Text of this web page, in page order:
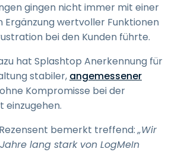
gingen nicht immer mit einer
wertvoller Funktionen
bei den Kunden führte.
hat Splashtop Anerkennung für
stabiler, angemessener
Kompromisse bei der
einzugehen.
bemerkt treffend:„Wir
lang stark von LogMeIn